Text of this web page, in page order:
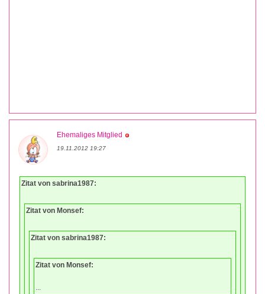
Ehemaliges Mitglied
19.11.2012 19:27
Zitat von sabrina1987:
Zitat von Monsef:
Zitat von sabrina1987:
Zitat von Monsef: